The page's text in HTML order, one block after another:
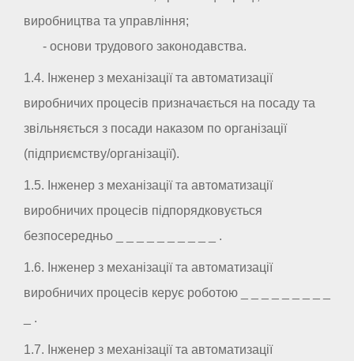
виробництва та управління;
- основи трудового законодавства.
1.4. Інженер з механізації та автоматизації
виробничих процесів призначається на посаду та
звільняється з посади наказом по організації
(підприємству/організації).
1.5. Інженер з механізації та автоматизації
виробничих процесів підпорядковується
безпосередньо _ _ _ _ _ _ _ _ _ _ .
1.6. Інженер з механізації та автоматизації
виробничих процесів керує роботою _ _ _ _ _ _ _ _ _
_ .
1.7. Інженер з механізації та автоматизації